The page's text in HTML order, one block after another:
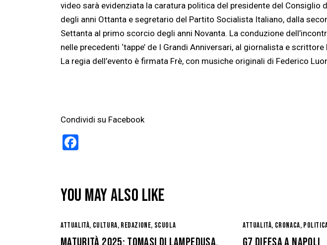
video sarà evidenziata la caratura politica del presidente del Consiglio
degli anni Ottanta e segretario del Partito Socialista Italiano, dalla
Settanta al primo scorcio degli anni Novanta. La conduzione
nelle precedenti ‘tappe’ de I Grandi Anniversari, al giornalista e
La regia dell’evento è firmata Frè, con musiche originali di Federico
Condividi su Facebook
b
o
o
k
YOU MAY ALSO LIKE
ATTUALITÀ, CULTURA, REDAZIONE, SCUOLA
MATURITÀ 2025: TOMASI DI LAMPEDUSA,
ATTUALITÀ, CRONACA,
G7 DIFESA A NAPOLI